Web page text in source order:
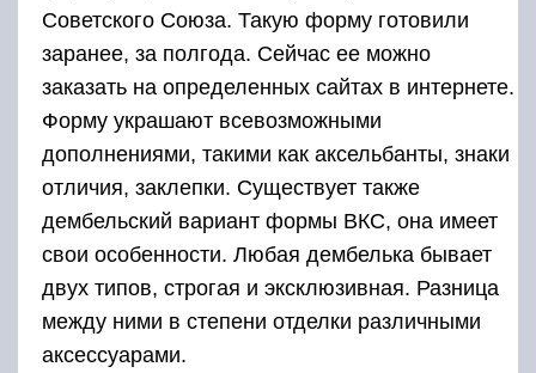
Советского Союза. Такую форму готовили
заранее, за полгода. Сейчас ее можно
заказать на определенных сайтах в интернете.
Форму украшают всевозможными
дополнениями, такими как аксельбанты, знаки
отличия, заклепки. Существует также
дембельский вариант формы ВКС, она имеет
свои особенности. Любая дембелька бывает
двух типов, строгая и эксклюзивная. Разница
между ними в степени отделки различными
аксессуарами.